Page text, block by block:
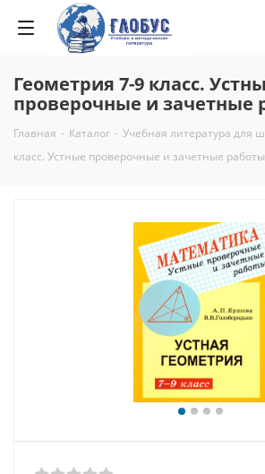
Геометрия 7-9 класс.
проверочные и зачетные
Главная - Каталог - Учебная литература для
класс. Устные проверочные и зачетные работы